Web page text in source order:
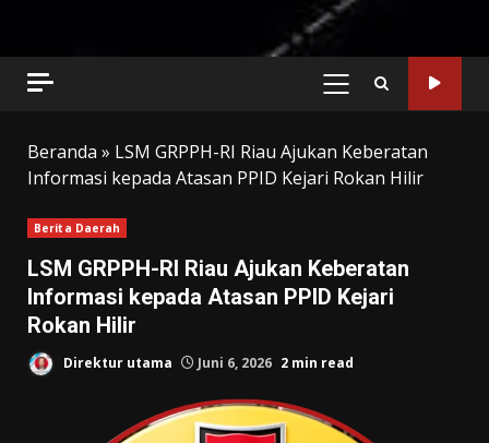
PRIMARY
Beranda » LSM GRPPH-RI Riau Ajukan Keberatan
Informasi kepada Atasan PPID Kejari Rokan Hilir
Berita Daerah
LSM GRPPH-RI Riau Ajukan Keberatan
Informasi kepada Atasan PPID Kejari
Rokan Hilir
Direktur utama Juni 6, 2026 2 min read